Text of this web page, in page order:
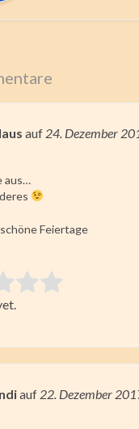
auf 24. Dezember
aus…
Feiertage
auf 22. Dezember